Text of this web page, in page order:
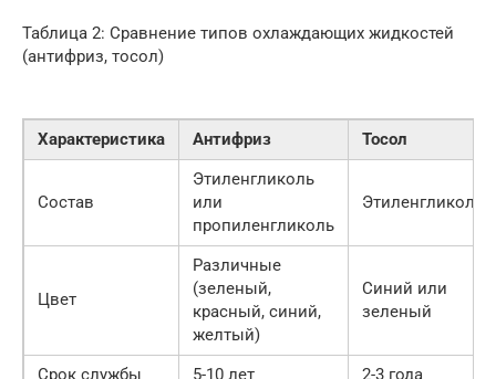
Таблица 2: Сравнение типов охлаждающих жидкостей
(антифриз, тосол)
Характеристика Антифриз Тосол
Состав
Этиленгликоль
или
пропиленгликоль
Этиленгликоль
Цвет
Различные
(зеленый,
красный, синий,
желтый)
Синий или
зеленый
Срок службы 5-10 лет 2-3 года